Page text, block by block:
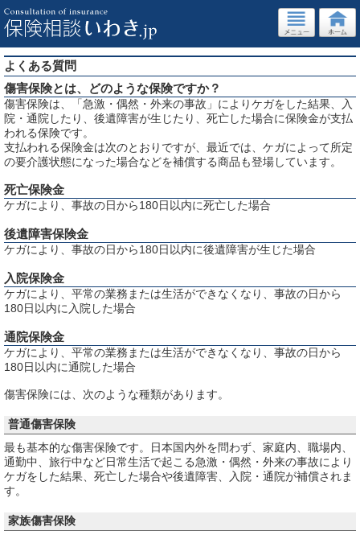
よくある質問
傷害保険とは、どのような保険ですか？
傷害保険は、「急激・偶然・外来の事故」によりケガをした結果、入
院・通院したり、後遺障害が生じたり、死亡した場合に保険金が支払
われる保険です。
支払われる保険金は次のとおりですが、最近では、ケガによって所定
の要介護状態になった場合などを補償する商品も登場しています。
死亡保険金
ケガにより、事故の日から180日以内に死亡した場合
後遺障害保険金
ケガにより、事故の日から180日以内に後遺障害が生じた場合
入院保険金
ケガにより、平常の業務または生活ができなくなり、事故の日から
180日以内に入院した場合
通院保険金
ケガにより、平常の業務または生活ができなくなり、事故の日から
180日以内に通院した場合
傷害保険には、次のような種類があります。
普通傷害保険
最も基本的な傷害保険です。日本国内外を問わず、家庭内、職場内、
通勤中、旅行中など日常生活で起こる急激・偶然・外来の事故により
ケガをした結果、死亡した場合や後遺障害、入院・通院が補償されま
す。
家族傷害保険